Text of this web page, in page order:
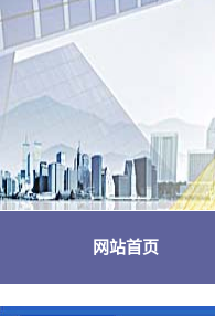
网站首页(current)